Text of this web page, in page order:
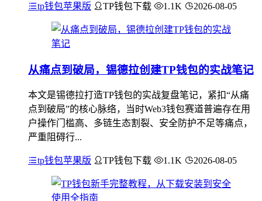
tp钱包苹果版 TP钱包下载 1.1K 2026-08-05
从痛点到破局，锡德拉创建TP钱包的实战笔记
本文是锡德拉打造TP钱包的实战复盘笔记，紧扣“从痛
点到破局”的核心脉络，当时Web3钱包赛道普遍存在用
户操作门槛高、多链生态割裂、安全防护不足等痛点，
严重阻碍行...
tp钱包苹果版 TP钱包下载 1.1K 2026-08-05